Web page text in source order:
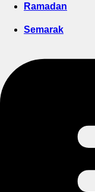
Ramadan
Semarak